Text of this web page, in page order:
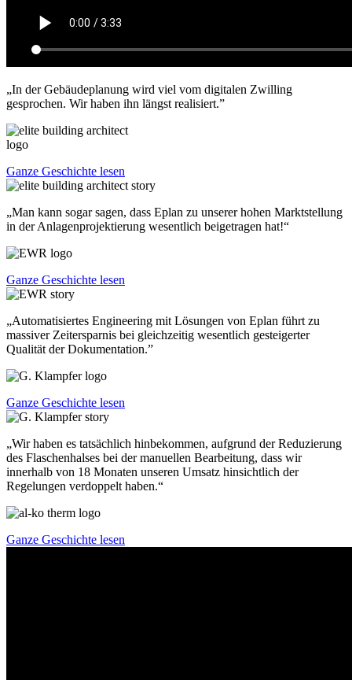
„In der Gebäudeplanung wird viel vom digitalen Zwilling
gesprochen. Wir haben ihn längst realisiert.”
Ganze Geschichte lesen
„Man kann sogar sagen, dass Eplan zu unserer hohen Marktstellung
in der Anlagenprojektierung wesentlich beigetragen hat!“
Ganze Geschichte lesen
„Automatisiertes Engineering mit Lösungen von Eplan führt zu
massiver Zeitersparnis bei gleichzeitig wesentlich gesteigerter
Qualität der Dokumentation.”
Ganze Geschichte lesen
„Wir haben es tatsächlich hinbekommen, aufgrund der Reduzierung
des Flaschenhalses bei der manuellen Bearbeitung, dass wir
innerhalb von 18 Monaten unseren Umsatz hinsichtlich der
Regelungen verdoppelt haben.“
Ganze Geschichte lesen